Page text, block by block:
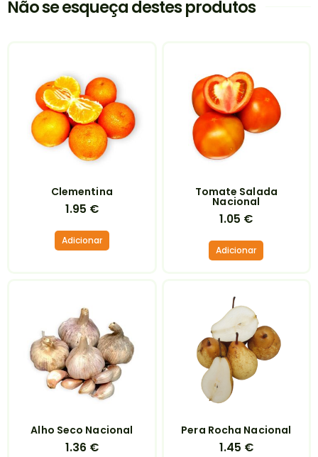
Não se esqueça destes produtos
Clementina
1.95 €
Adicionar
Tomate Salada
Nacional
1.05 €
Adicionar
Alho Seco Nacional
1.36 €
Pera Rocha Nacional
1.45 €